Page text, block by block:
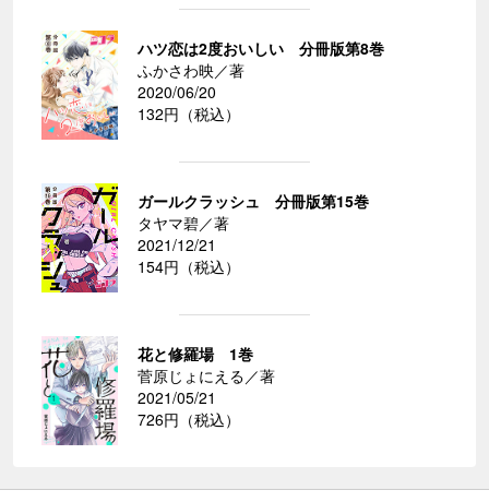
ハツ恋は2度おいしい 分冊版第8巻
ふかさわ映／著
2020/06/20
132円（税込）
ガールクラッシュ 分冊版第15巻
タヤマ碧／著
2021/12/21
154円（税込）
花と修羅場 1巻
菅原じょにえる／著
2021/05/21
726円（税込）